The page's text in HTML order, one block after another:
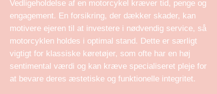
Vedligeholdelse af en motorcykel kræver tid, penge og
engagement. En forsikring, der dækker skader, kan
motivere ejeren til at investere i nødvendig service, så
motorcyklen holdes i optimal stand. Dette er særligt
vigtigt for klassiske køretøjer, som ofte har en høj
sentimental værdi og kan kræve specialiseret pleje for
at bevare deres æstetiske og funktionelle integritet.